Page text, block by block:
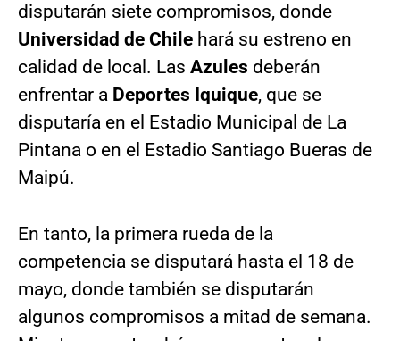
disputarán siete compromisos, donde
Universidad de Chile hará su estreno en
calidad de local. Las Azules deberán
enfrentar a Deportes Iquique, que se
disputaría en el Estadio Municipal de La
Pintana o en el Estadio Santiago Bueras de
Maipú.
En tanto, la primera rueda de la
competencia se disputará hasta el 18 de
mayo, donde también se disputarán
algunos compromisos a mitad de semana.